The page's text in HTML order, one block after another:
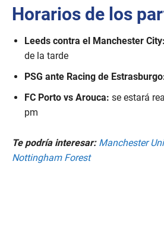
Horarios de los
Leeds contra el Manchester City:
de la tarde
PSG ante Racing de
FC Porto vs Arouca: se estará
pm
Te podría interesar: Manchester
Nottingham Forest